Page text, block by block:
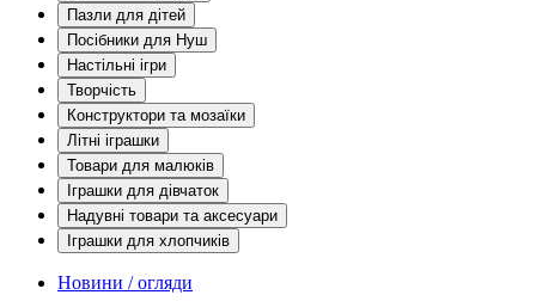
Пазли для дітей
Посібники для Нуш
Настільні ігри
Творчість
Конструктори та мозаїки
Літні іграшки
Товари для малюків
Іграшки для дівчаток
Надувні товари та аксесуари
Іграшки для хлопчиків
Новини / огляди